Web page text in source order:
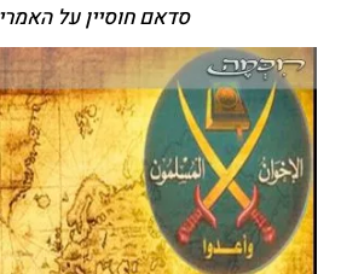
סדאם חוסיין על